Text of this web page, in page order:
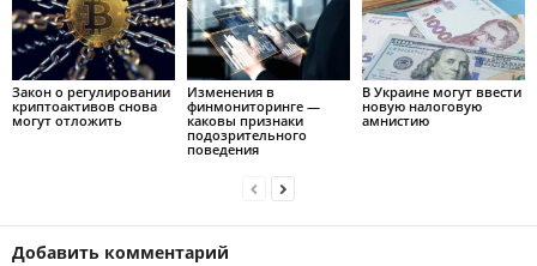
Закон о регулировании
криптоактивов снова
могут отложить
Изменения в
финмониторинге —
каковы признаки
подозрительного
поведения
В Украине могут ввести
новую налоговую
амнистию
Добавить комментарий